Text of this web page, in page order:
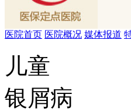
医院首页 医院概况 媒体报道
儿童
银屑病